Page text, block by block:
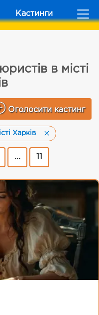
Кастинги
в місті
Оголосити кастинг
Харків
...